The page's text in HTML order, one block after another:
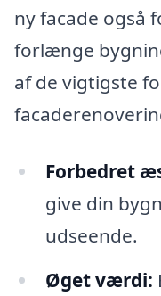
ny facade også
forlænge
af de vigtigste
Forbedret
give din
udseende.
Øget værdi: